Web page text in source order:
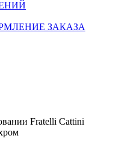
ЗАКАЗА
Fratelli Cattini